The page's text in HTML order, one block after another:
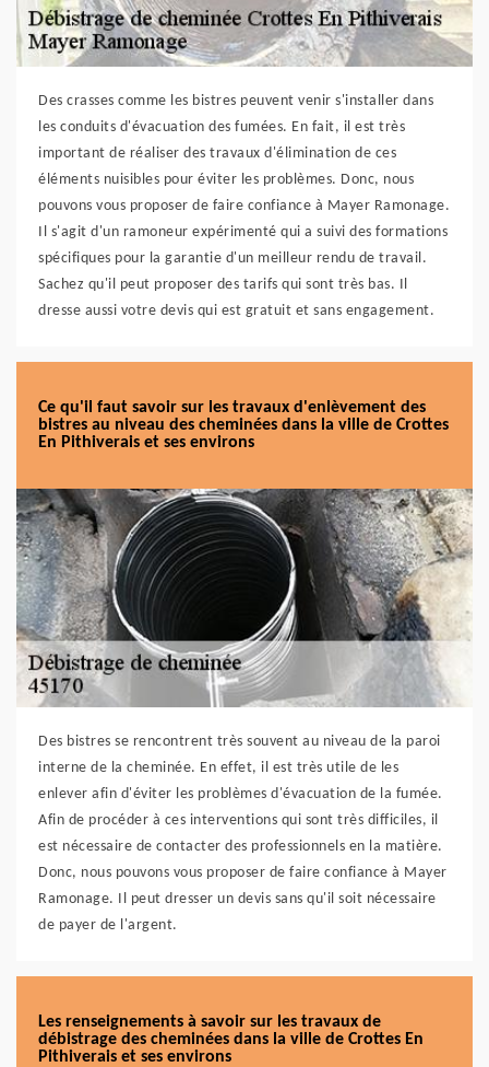
Des crasses comme les bistres peuvent venir s'installer dans
les conduits d'évacuation des fumées. En fait, il est très
important de réaliser des travaux d'élimination de ces
éléments nuisibles pour éviter les problèmes. Donc, nous
pouvons vous proposer de faire confiance à Mayer Ramonage.
Il s'agit d'un ramoneur expérimenté qui a suivi des formations
spécifiques pour la garantie d'un meilleur rendu de travail.
Sachez qu'il peut proposer des tarifs qui sont très bas. Il
dresse aussi votre devis qui est gratuit et sans engagement.
Ce qu'il faut savoir sur les travaux d'enlèvement des
bistres au niveau des cheminées dans la ville de Crottes
En Pithiverais et ses environs
Des bistres se rencontrent très souvent au niveau de la paroi
interne de la cheminée. En effet, il est très utile de les
enlever afin d'éviter les problèmes d'évacuation de la fumée.
Afin de procéder à ces interventions qui sont très difficiles, il
est nécessaire de contacter des professionnels en la matière.
Donc, nous pouvons vous proposer de faire confiance à Mayer
Ramonage. Il peut dresser un devis sans qu'il soit nécessaire
de payer de l'argent.
Les renseignements à savoir sur les travaux de
débistrage des cheminées dans la ville de Crottes En
Pithiverais et ses environs